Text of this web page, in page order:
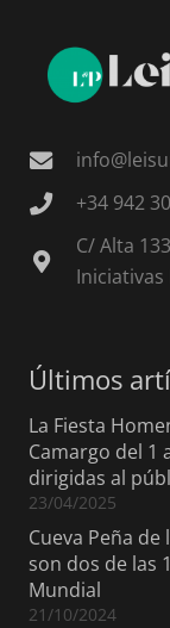
+34 942
C/ Alta
Últimos
La Fiesta
Camargo del 1
dirigidas al
23/04/2025
Cueva Peña
son dos de las
Mundial
21/10/2024